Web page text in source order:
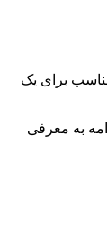
برای یک
به معرفی